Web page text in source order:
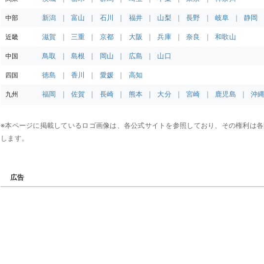
中部 新潟 富山 石川 福井 山梨 長野 岐阜 静岡
近畿 滋賀 三重 京都 大阪 兵庫 奈良 和歌山
中国 鳥取 島根 岡山 広島 山口
四国 徳島 香川 愛媛 高知
九州 福岡 佐賀 長崎 熊本 大分 宮崎 鹿児島 沖縄
※本ページに掲載しているロゴ画像は、各公式サイトを参照しており、その権利は
します。
広告